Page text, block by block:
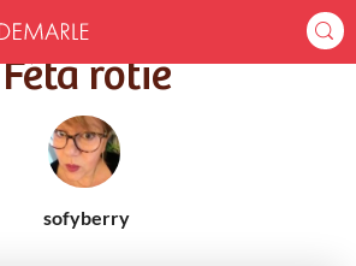
Féta rôtie
Féta rôtie
sofyberry